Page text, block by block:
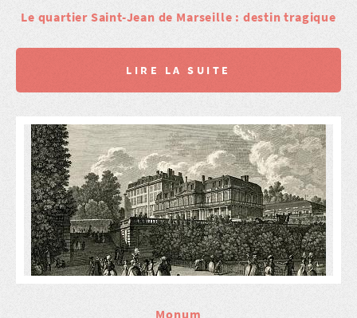
Le quartier Saint-Jean de Marseille : destin tragique
LIRE LA SUITE
Monum